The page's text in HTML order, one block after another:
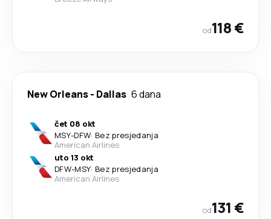
od118 €
New Orleans- Dallas 6 dana
čet 08 okt
MSY-DFW· Bez presjedanja
American Airlines
uto 13 okt
DFW-MSY· Bez presjedanja
American Airlines
od131 €